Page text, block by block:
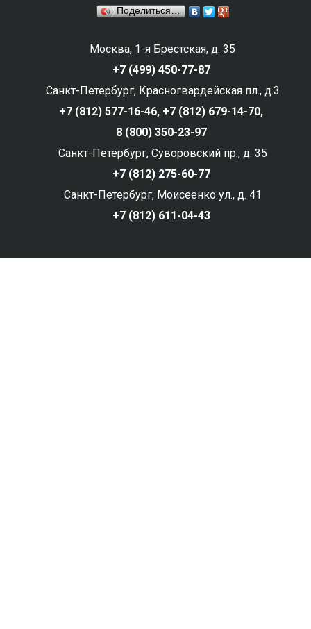
Поделиться…
Москва, 1-я Брестская, д. 35
+7 (499) 450-77-87
Санкт-Петербург, Красногвардейская пл., д.3
+7 (812) 577-16-46, +7 (812) 679-14-70,
8 (800) 350-23-97
Санкт-Петербург, Суворовский пр., д. 35
+7 (812) 275-60-77
Санкт-Петербург, Моисеенко ул., д. 41
+7 (812) 611-04-43